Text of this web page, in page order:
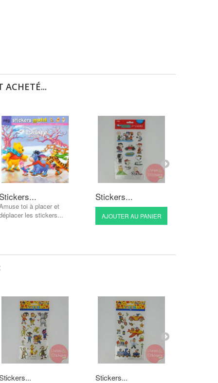
ACHETÉ...
Stickers...
toi à placer et
les stickers...
Stickers...
AJOUTER AU PANIER
Stickers...